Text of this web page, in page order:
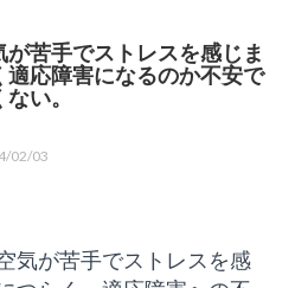
苦手でストレスを感じま
応障害になるのか不安で
い。
02/03
気が苦手でストレスを感